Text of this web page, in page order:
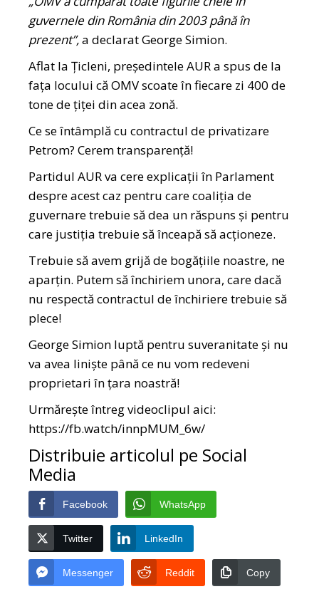
guvernele din România din 2003 până în
prezent”,a declarat George Simion.
Aflat la Țicleni, președintele AUR a spus de la
fața locului că OMV scoate în fiecare zi 400 de
tone de țiței din acea zonă.
Ce se întâmplă cu contractul de privatizare
Petrom? Cerem transparență!
Partidul AUR va cere explicații în Parlament
despre acest caz pentru care coaliția de
guvernare trebuie să dea un răspuns și pentru
care justiția trebuie să înceapă să acționeze.
Trebuie să avem grijă de bogățiile noastre, ne
aparțin. Putem să închiriem unora, care dacă
nu respectă contractul de închiriere trebuie să
plece!
George Simion luptă pentru suveranitate și nu
va avea liniște până ce nu vom redeveni
proprietari în țara noastră!
Urmărește întreg videoclipul aici:
https://fb.watch/innpMUM_6w/
Distribuie articolul pe Social
Media
Facebook WhatsApp
Twitter LinkedIn
Messenger Reddit Copy